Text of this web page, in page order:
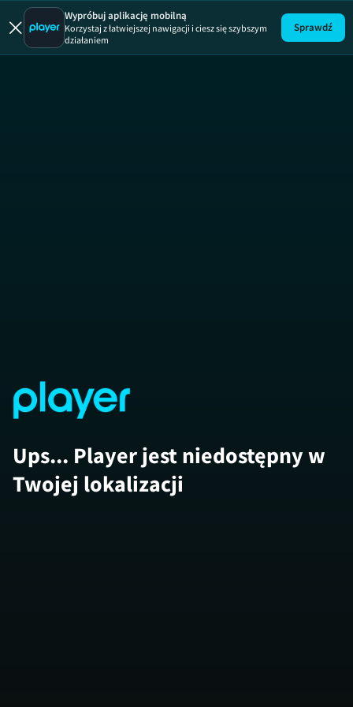
Ostre cięcie
Wypróbuj aplikację mobilną
Korzystaj z łatwiejszej nawigacji i ciesz się szybszym
działaniem
Sprawdź
Ups... Player jest niedostępny w
Twojej lokalizacji